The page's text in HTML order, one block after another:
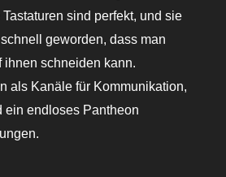
sind perfekt, und sie
geworden, dass man
schneiden kann.
als Kanäle für Kommunikation,
ein endloses Pantheon